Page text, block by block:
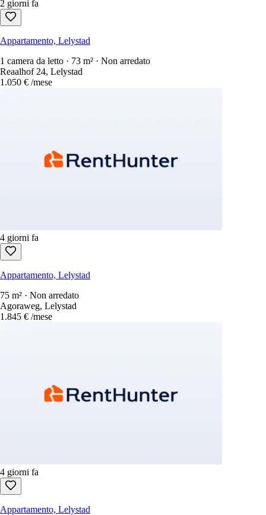
2 giorni fa
Appartamento, Lelystad
1 camera da letto · 73 m² · Non arredato
Reaalhof 24, Lelystad
1.050 € /mese
4 giorni fa
Appartamento, Lelystad
75 m² · Non arredato
Agoraweg, Lelystad
1.845 € /mese
4 giorni fa
Appartamento, Lelystad